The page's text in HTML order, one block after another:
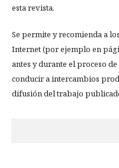
esta revista.
Se permite y recomienda a
Internet (por ejemplo en
antes y durante el proceso
conducir a intercambios
difusión del trabajo